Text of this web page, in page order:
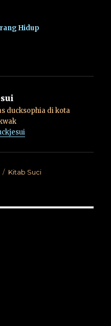
Hidup
ducksophia di kota
Categories
Kitab Suci